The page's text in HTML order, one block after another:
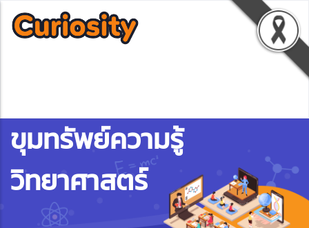
ขุมทรัพย์ความรู้
วิทยาศาสตร์